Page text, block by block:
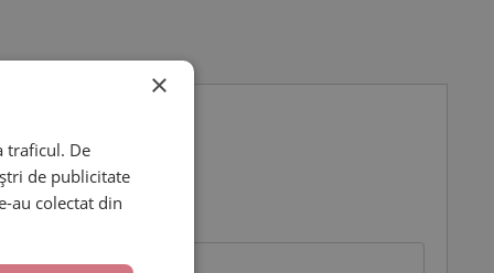
×
traficul. De
de publicitate
au colectat din